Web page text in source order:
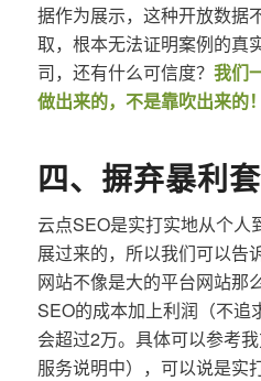
据作为展示，这种开放数据
取，根本无法证明案例的真
司，还有什么可信度？ 我们
做出来的，不是靠吹出来的！
四、摒弃暴利
云点SEO是实打实地从个人
展过来的，所以我们可以告
网站不像是大的平台网站那
SEO的成本加上利润（不追
会超过2万。具体可以参考
服务说明中），可以说是实